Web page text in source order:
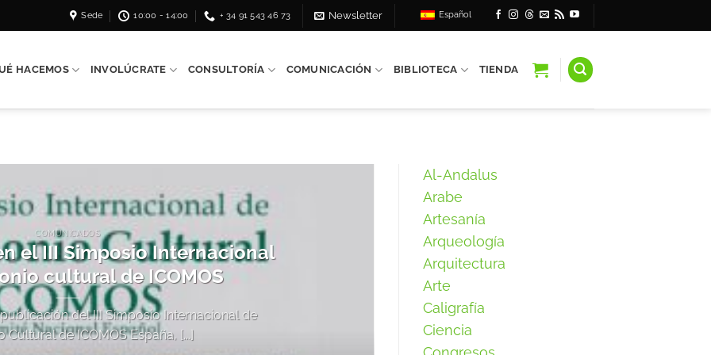
Sede 10:00 - 14:00 + 34 91 543 46 73 Newsletter Español
HACEMOS INVOLÚCRATE CONSULTORÍA COMUNICACIÓN BIBLIOTECA TIENDA
COMUNICADOS
el III Simposio Internacional
cultural de ICOMOS
del III Simposio Internacional de
Cultural de ICOMOS España, [...]
Al-Andalus
Arabe
Artesanía
Arqueología
Arquitectura
Arte
Caligrafía
Ciencia